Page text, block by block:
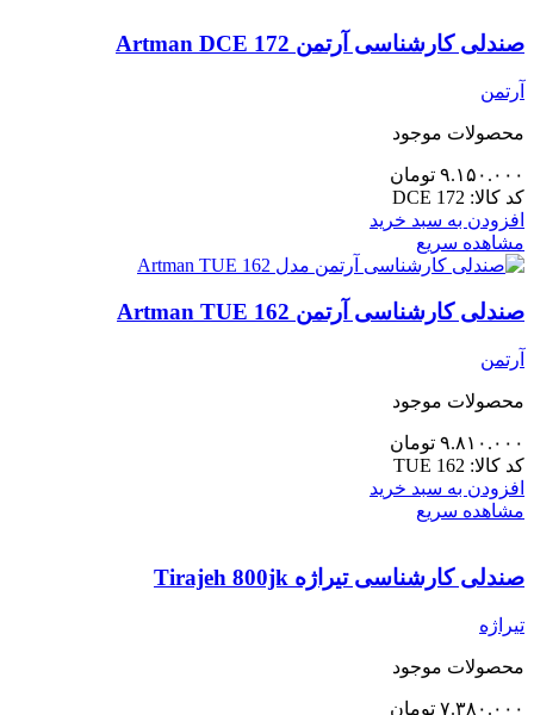
صندلی کارشناسی آرتمن Artman DCE 172
آرتمن
محصولات موجود
۹.۱۵۰.۰۰۰ تومان
کد کالا: DCE 172
افزودن به سبد خرید
مشاهده سریع
صندلی کارشناسی آرتمن Artman TUE 162
آرتمن
محصولات موجود
۹.۸۱۰.۰۰۰ تومان
کد کالا: TUE 162
افزودن به سبد خرید
مشاهده سریع
صندلی کارشناسی تیراژه Tirajeh 800jk
تیراژه
محصولات موجود
۷.۳۸۰.۰۰۰ تومان